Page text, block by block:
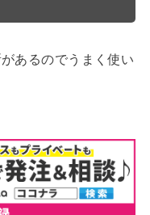
あるのでうまく使い